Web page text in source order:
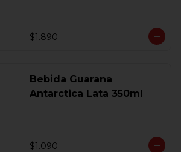
$1.890
Bebida Guarana
Antarctica Lata 350ml
$1.090